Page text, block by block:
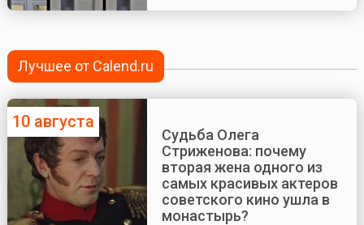
Лучшее от Calend.ru
10 августа
Судьба Олега
Стриженова: почему
вторая жена одного из
самых красивых актеров
советского кино ушла в
монастырь?